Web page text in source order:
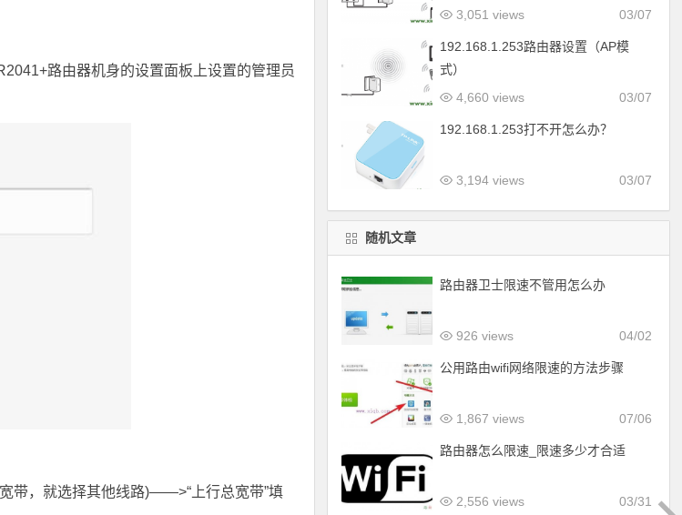
路由器机身的设置面板上设置的管理员
带，就选择其他线路)——>“上行总宽带”填
03/07
3,051 views
192.168.1.253路由器设置（AP模
式）
03/07
4,660 views
192.168.1.253打不开怎么办？
03/07
3,194 views
随机文章
路由器卫士限速不管用怎么办
04/02
926 views
公用路由wifi网络限速的方法步骤
07/06
1,867 views
路由器怎么限速_限速多少才合适
03/31
2,556 views